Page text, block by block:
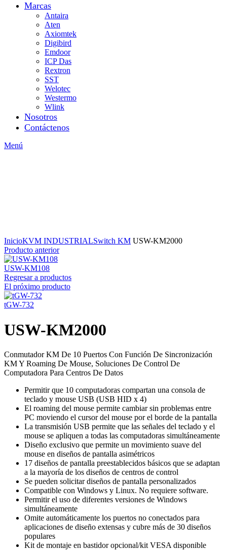
Marcas
Antaira
Aten
Axiomtek
Digibird
Emdoor
ICP Das
Rextron
SST
Welotec
Westermo
Wlink
Nosotros
Contáctenos
Menú
InicioKVM INDUSTRIALSwitch KM USW-KM2000
Producto anterior
USW-KM108
Regresar a productos
El próximo producto
tGW-732
USW-KM2000
Conmutador KM De 10 Puertos Con Función De Sincronización
KM Y Roaming De Mouse, Soluciones De Control De
Computadora Para Centros De Datos
Permitir que 10 computadoras compartan una consola de
teclado y mouse USB (USB HID x 4)
El roaming del mouse permite cambiar sin problemas entre
PC moviendo el cursor del mouse por el borde de la pantalla
La transmisión USB permite que las señales del teclado y el
mouse se apliquen a todas las computadoras simultáneamente
Diseño exclusivo que permite un movimiento suave del
mouse en diseños de pantalla asimétricos
17 diseños de pantalla preestablecidos básicos que se adaptan
a la mayoría de los diseños de centros de control
Se pueden solicitar diseños de pantalla personalizados
Compatible con Windows y Linux. No requiere software.
Permitir el uso de diferentes versiones de Windows
simultáneamente
Omite automáticamente los puertos no conectados para
aplicaciones de diseño extensas y cubre más de 30 diseños
populares
Kit de montaje en bastidor opcional/kit VESA disponible